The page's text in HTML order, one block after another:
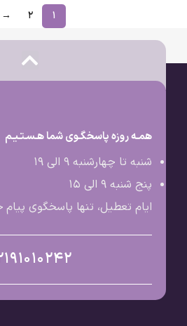
1
2
→
همـه روزه پاسخگـوی شما هـسـتـیـم
شنبه تا چهارشنبه 9 الی ۱۹
پنج شنبه 9 الی ۱۵
ایام تعطیل، تنها پاسخگوی پیام